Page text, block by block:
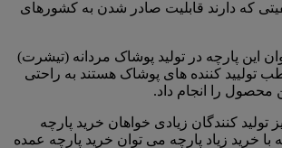
که دارند قابلیت صادر شدن به کشورهای
این پارچه در تولید پوشاک مردانه (تیشرت)
تولیید کننده های پوشاک هستند به راحتی
محصول را انجام داد.
تولید کنندگان زیادی خواهان خرید پارچه
با خرید زیاد پارچه می توان خرید پارچه عمده